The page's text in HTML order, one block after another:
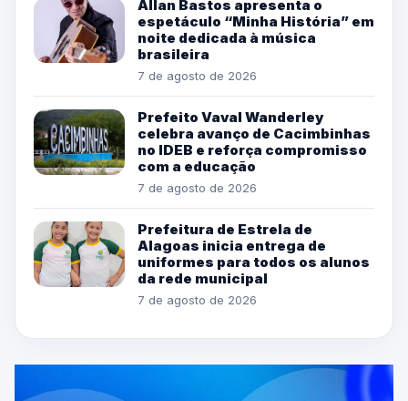
Allan Bastos apresenta o
espetáculo “Minha História” em
noite dedicada à música
brasileira
7 de agosto de 2026
Prefeito Vaval Wanderley
celebra avanço de Cacimbinhas
no IDEB e reforça compromisso
com a educação
7 de agosto de 2026
Prefeitura de Estrela de
Alagoas inicia entrega de
uniformes para todos os alunos
da rede municipal
7 de agosto de 2026